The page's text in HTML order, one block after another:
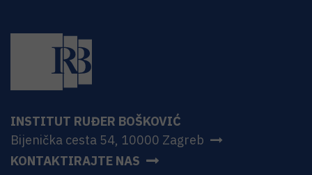
INSTITUT RUĐER BOŠKOVIĆ
Bijenička cesta 54, 10000 Zagreb
KONTAKTIRAJTE NAS